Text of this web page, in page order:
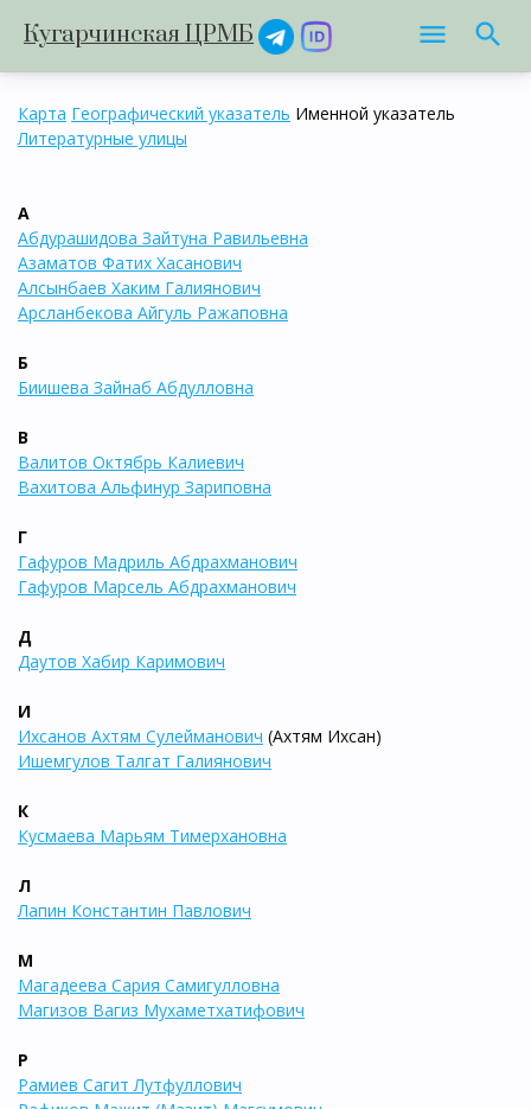
Кугарчинская ЦРМБ
Карта Географический указатель Именной указатель
Литературные улицы
А
Абдурашидова Зайтуна Равильевна
Азаматов Фатих Хасанович
Алсынбаев Хаким Галиянович
Арсланбекова Айгуль Ражаповна
Б
Биишева Зайнаб Абдулловна
В
Валитов Октябрь Калиевич
Вахитова Альфинур Зариповна
Г
Гафуров Мадриль Абдрахманович
Гафуров Марсель Абдрахманович
Д
Даутов Хабир Каримович
И
Ихсанов Ахтям Сулейманович (Ахтям Ихсан)
Ишемгулов Талгат Галиянович
К
Кусмаева Марьям Тимерхановна
Л
Лапин Константин Павлович
М
Магадеева Сария Самигулловна
Магизов Вагиз Мухаметхатифович
Р
Рамиев Сагит Лутфуллович